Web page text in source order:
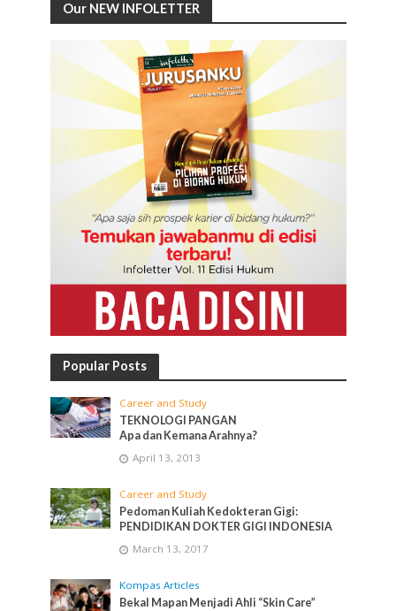
Our NEW INFOLETTER
Popular Posts
Career and Study
TEKNOLOGI PANGAN
Apa dan Kemana Arahnya?
April 13, 2013
Career and Study
Pedoman Kuliah Kedokteran Gigi:
PENDIDIKAN DOKTER GIGI INDONESIA
March 13, 2017
Kompas Articles
Bekal Mapan Menjadi Ahli “Skin Care”